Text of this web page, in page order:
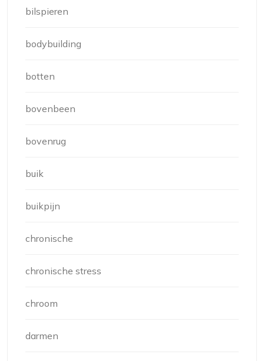
bilspieren
bodybuilding
botten
bovenbeen
bovenrug
buik
buikpijn
chronische
chronische stress
chroom
darmen